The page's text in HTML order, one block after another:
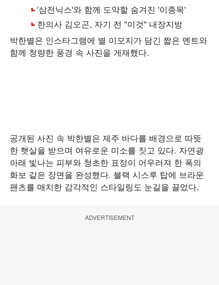
박한별은 인스타그램에 별 이모지가 담긴 짧은 멘트와
함께 청량한 풍경 속 사진을 게재했다.
공개된 사진 속 박한별은 제주 바다를 배경으로 따뜻
한 햇살을 받으며 여유로운 미소를 짓고 있다. 자연광
아래 빛나는 피부와 청초한 표정이 어우러져 한 폭의
화보 같은 장면을 완성했다. 블랙 시스루 탑에 브라운
팬츠를 매치한 감각적인 스타일링도 눈길을 끌었다.
ADVERTISEMENT